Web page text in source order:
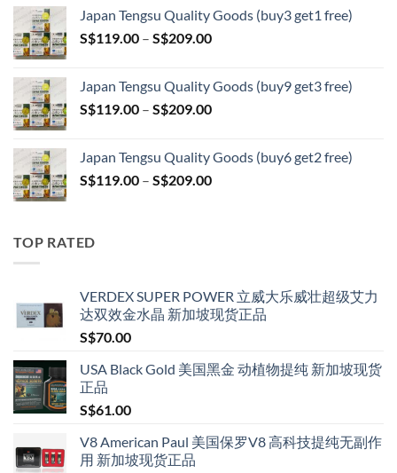
S$79.00
through
Japan Tengsu Quality Goods (buy3 get1 free)
S$119.00 – S$209.00Price
through
S$209.00
Japan Tengsu Quality Goods (buy9 get3 free)
S$119.00 – S$209.00Price
through
S$209.00
Japan Tengsu Quality Goods (buy6 get2 free)
S$119.00 – S$209.00Price
TOP RATED
VERDEX SUPER POWER 立威大乐威壮超级艾力
达双效金水晶 新加坡现货正品
S$70.00
USA Black Gold 美国黑金 动植物提纯 新加坡现货
正品
S$61.00
V8 American Paul 美国保罗V8 高科技提纯无副作
用 新加坡现货正品